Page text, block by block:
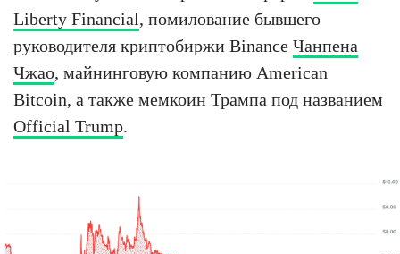
Liberty Financial, помилование бывшего
руководителя криптобиржи Binance Чанпена
Чжао, майнинговую компанию American
Bitcoin, а также мемкоин Трампа под названием
Official Trump.